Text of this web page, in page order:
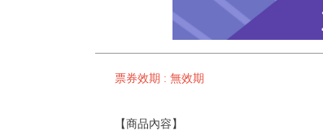
票券效期 : 無效期
【商品內容】